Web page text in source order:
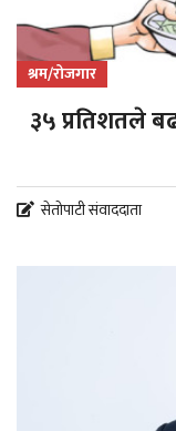
श्रम/रोजगार
३५ प्रतिशतले
सेतोपाटी संवाददाता